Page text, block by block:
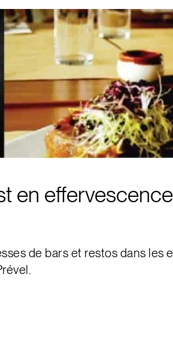
en
de bars et restos dans les